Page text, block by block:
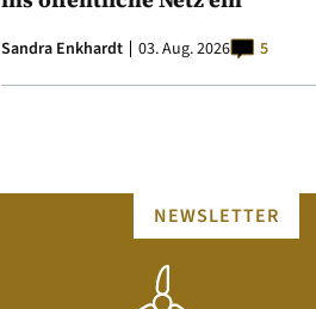
Sandra Enkhardt 03. Aug. 2026 5
NEWSLETTER